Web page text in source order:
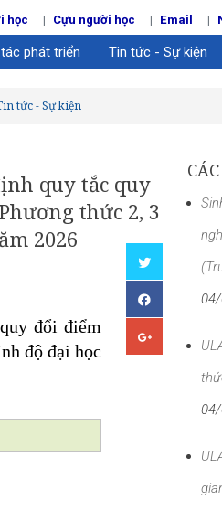
học Cựu người học Email
phát triển Tin tức - Sự kiện
tức - Sự kiện
quy tắc quy
thức 2, 3
2026
đổi điểm
độ đại học